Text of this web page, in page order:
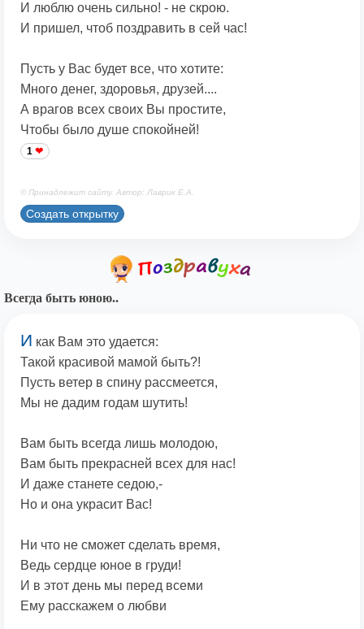
И люблю очень сильно! - не скрою.
И пришел, чтоб поздравить в сей час!
Пусть у Вас будет все, что хотите:
Много денег, здоровья, друзей....
А врагов всех своих Вы простите,
Чтобы было душе спокойней!
1
© Принадлежит сайту. Автор: Лаврик Е.А.
Создать открытку
Всегда быть юною..
И как Вам это удается:
Такой красивой мамой быть?!
Пусть ветер в спину рассмеется,
Мы не дадим годам шутить!
Вам быть всегда лишь молодою,
Вам быть прекрасней всех для нас!
И даже станете седою,-
Но и она украсит Вас!
Ни что не сможет сделать время,
Ведь сердце юное в груди!
И в этот день мы перед всеми
Ему расскажем о любви